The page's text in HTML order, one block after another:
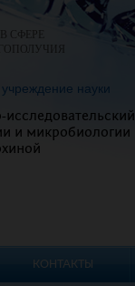
СФЕРЕ
науки
и микробиологии
КОНТАКТЫ